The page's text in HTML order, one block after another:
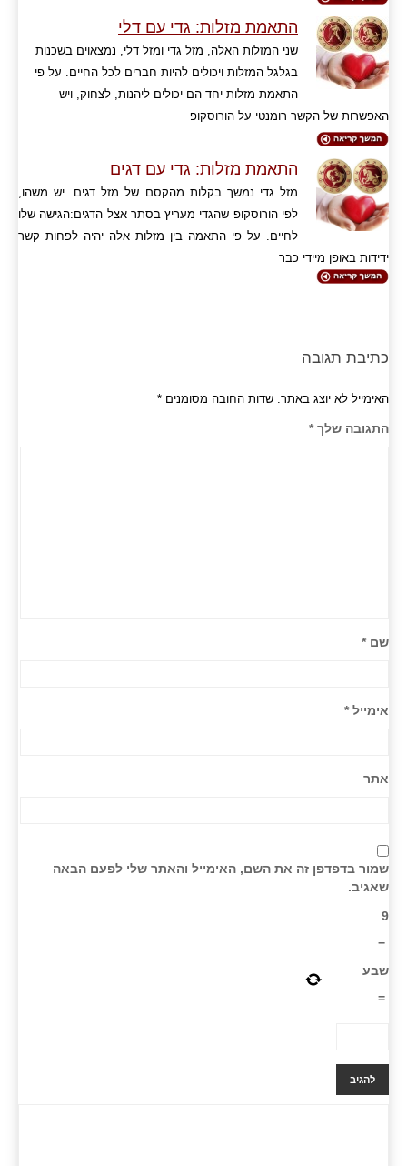
התאמת מזלות: גדי עם דלי
שני המזלות האלה, מזל גדי ומזל דלי, נמצאוים בשכנות
בגלגל המזלות ויכולים להיות חברים לכל החיים. על פי
התאמת מזלות יחד הם יכולים ליהנות, לצחוק, ויש
האפשרות של הקשר רומנטי על הורוסקופ
התאמת מזלות: גדי עם דגים
מזל גדי נמשך בקלות מהקסם של מזל דגים. יש משהו,
לפי הורוסקופ שהגדי מעריץ בסתר אצל הדגים:הגישה שלו
לחיים. על פי התאמה בין מזלות אלה יהיה לפחות קשר
ידידות באופן מיידי כבר
כתיבת תגובה
האימייל לא יוצג באתר. שדות החובה מסומנים *
התגובה שלך*
שם*
אימייל*
אתר
שמור בדפדפן זה את השם, האימייל והאתר שלי לפעם הבאה
שאגיב.
9
−
שבע
=